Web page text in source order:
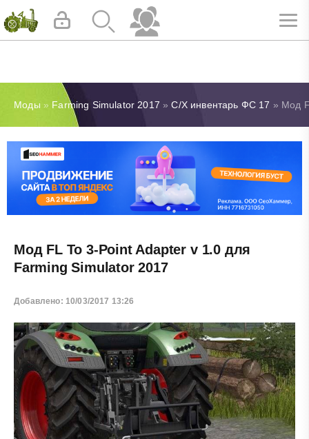
Моды » Farming Simulator 2017 »С/Х инвентарь ФС 17 » Мод
Мод FL To 3-Point Adapter v 1.0 для
Farming Simulator 2017
Добавлено: 10/03/2017 13:26